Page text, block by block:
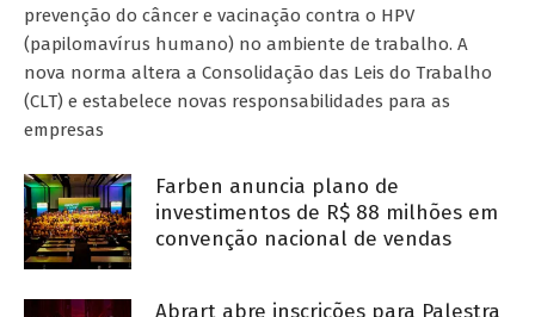
prevenção do câncer e vacinação contra o HPV
(papilomavírus humano) no ambiente de trabalho. A
nova norma altera a Consolidação das Leis do Trabalho
(CLT) e estabelece novas responsabilidades para as
empresas
Farben anuncia plano de
investimentos de R$ 88 milhões em
convenção nacional de vendas